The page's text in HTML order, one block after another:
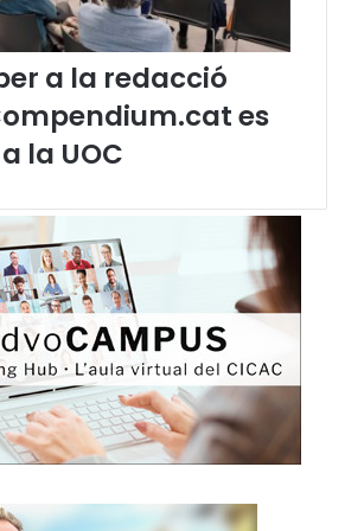
o
m
u
r
l
ú
s
d
e
l
c
t
a
l
à
a la redacció
es
la UOC